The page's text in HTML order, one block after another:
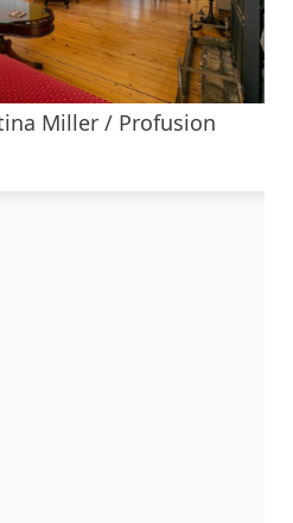
Miller / Profusion